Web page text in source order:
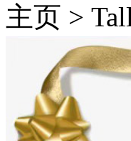
主页 >